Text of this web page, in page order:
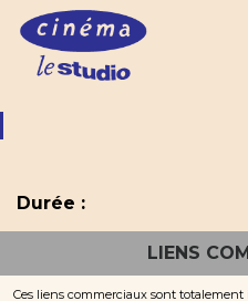
Durée :
LIENS
Ces liens commerciaux sont